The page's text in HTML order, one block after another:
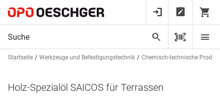
Startseite Werkzeuge und Befestigungstechnik Chemisch-technische
Holz-Spezialöl SAICOS für Terrassen